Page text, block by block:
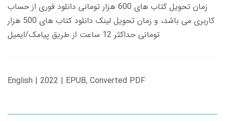
زمان تحویل کتاب های 600 هزار تومانی دانلود فوری از حساب
کاربری می باشد، و زمان تحویل لینک دانلود کتاب های 500 هزار
تومانی حداکثر 12 ساعت از طریق پیامک/ایمیل
English | 2022 | EPUB, Converted PDF